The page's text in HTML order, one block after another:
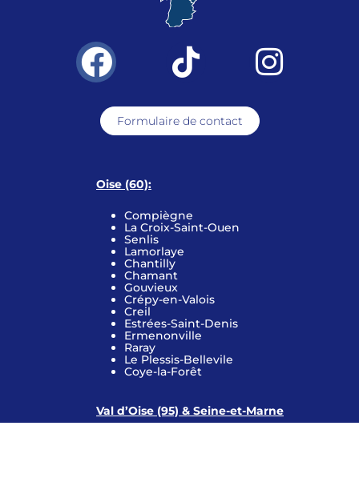
Formulaire de contact
Oise (60):
Compiègne
La Croix-Saint-Ouen
Senlis
Lamorlaye
Chantilly
Chamant
Gouvieux
Crépy-en-Valois
Creil
Estrées-Saint-Denis
Ermenonville
Raray
Le Plessis-Bellevile
Coye-la-Forêt
Val d’Oise (95) & Seine-et-Marne